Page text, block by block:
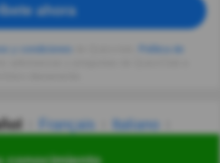
ahora
Français
Italiano